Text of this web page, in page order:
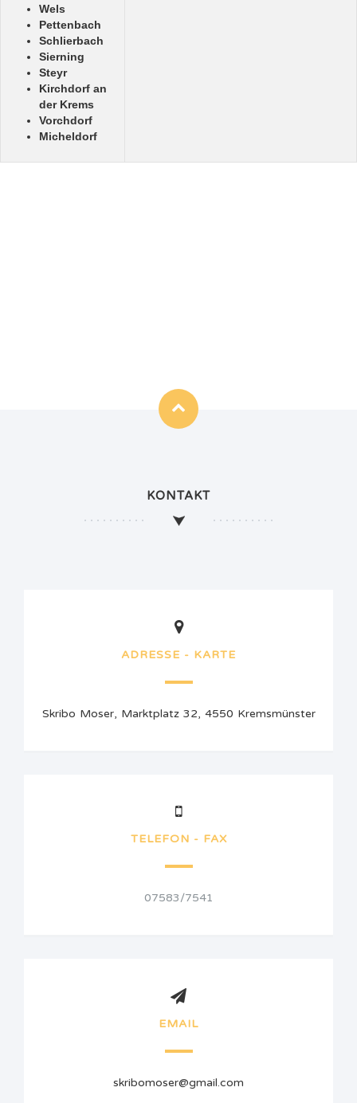
Wels
Pettenbach
Schlierbach
Sierning
Steyr
Kirchdorf an
der Krems
Vorchdorf
Micheldorf
KONTAKT
ADRESSE - KARTE
Skribo Moser, Marktplatz 32, 4550 Kremsmünster
TELEFON - FAX
07583/7541
EMAIL
skribomoser@gmail.com